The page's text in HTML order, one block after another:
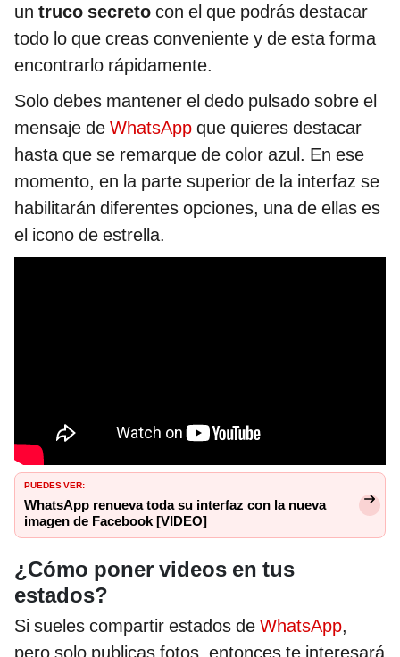
un truco secreto con el que podrás destacar
todo lo que creas conveniente y de esta forma
encontrarlo rápidamente.
Solo debes mantener el dedo pulsado sobre el
mensaje de WhatsApp que quieres destacar
hasta que se remarque de color azul. En ese
momento, en la parte superior de la interfaz se
habilitarán diferentes opciones, una de ellas es
el icono de estrella.
PUEDES VER:
WhatsApp renueva toda su interfaz con la nueva
imagen de Facebook [VIDEO]
¿Cómo poner videos en tus
estados?
Si sueles compartir estados de WhatsApp,